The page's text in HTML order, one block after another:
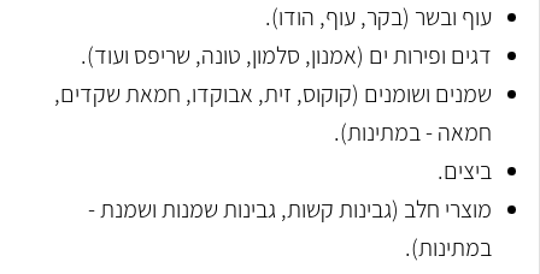
עוף ובשר (בקר, עוף, הודו).
דגים ופירות ים (אמנון, סלמון, טונה, שריפס ועוד).
שמנים ושומנים (קוקוס, זית, אבוקדו, חמאת שקדים,
חמאה - במתינות).
ביצים.
מוצרי חלב (גבינות קשות, גבינות שמנות ושמנת -
במתינות).